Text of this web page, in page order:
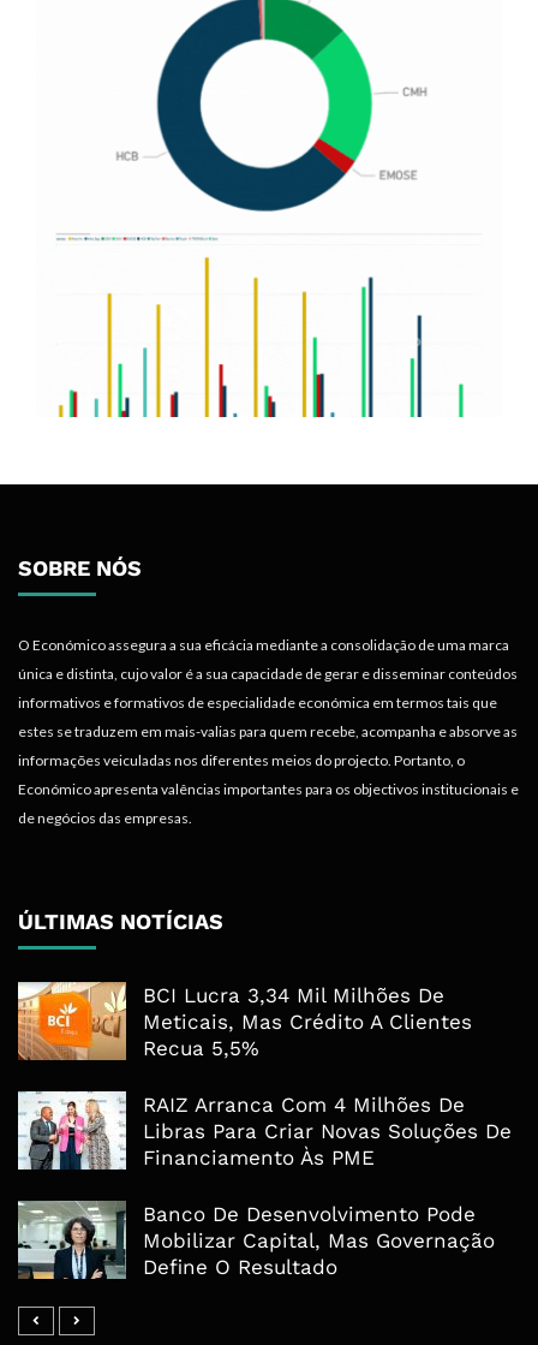
SOBRE NÓS
O Económico assegura a sua eficácia mediante a consolidação de uma marca
única e distinta, cujo valor é a sua capacidade de gerar e disseminar conteúdos
informativos e formativos de especialidade económica em termos tais que
estes se traduzem em mais-valias para quem recebe, acompanha e absorve as
informações veiculadas nos diferentes meios do projecto. Portanto, o
Económico apresenta valências importantes para os objectivos institucionais e
de negócios das empresas.
ÚLTIMAS NOTÍCIAS
BCI Lucra 3,34 Mil Milhões De
Meticais, Mas Crédito A Clientes
Recua 5,5%
RAIZ Arranca Com 4 Milhões De
Libras Para Criar Novas Soluções De
Financiamento Às PME
Banco De Desenvolvimento Pode
Mobilizar Capital, Mas Governação
Define O Resultado